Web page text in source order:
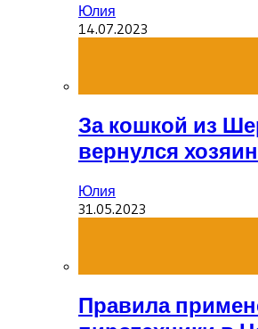
Юлия
14.07.2023
За кошкой из
вернулся хозяин
Юлия
31.05.2023
Правила